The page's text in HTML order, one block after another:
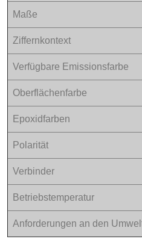
Maße
Ziffernkontext
Verfügbare Emissionsfarbe
Oberflächenfarbe
Epoxidfarben
Polarität
Verbinder
Betriebstemperatur
Anforderungen an den